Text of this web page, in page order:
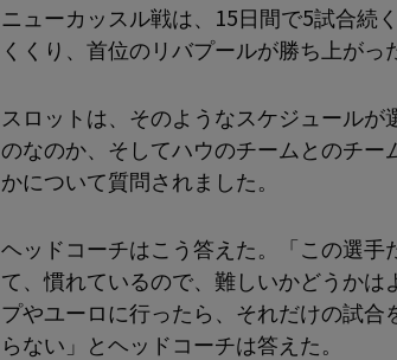
ニューカッスル戦は、15日間で5試合続
くくり、首位のリバプールが勝ち上がっ
スロットは、そのようなスケジュール
のなのか、そしてハウのチームとのチー
かについて質問されました。
ヘッドコーチはこう答えた。「この選手
て、慣れているので、難しいかどうかは
プやユーロに行ったら、それだけの試
らない」とヘッドコーチは答えた。